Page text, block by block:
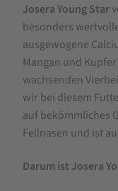
Josera
Young
Star
Trockenfutter
Josera Young Star
besonders
ausgewogene
Mangan und
wachsenden
wir bei diesem
auf bekömmliches
Fellnasen und ist
Darum ist Josera